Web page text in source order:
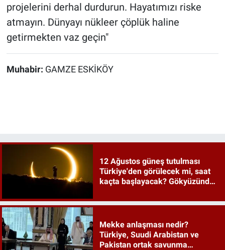
projelerini derhal durdurun. Hayatımızı riske
atmayın. Dünyayı nükleer çöplük haline
getirmekten vaz geçin"
Muhabir: GAMZE ESKİKÖY
12 Ağustos güneş tutulması
Türkiye'den görülecek mi, saat
kaçta başlayacak? Gökyüzünde
Mekke anlaşması nedir?
Türkiye, Suudi Arabistan ve
Pakistan ortak savunma